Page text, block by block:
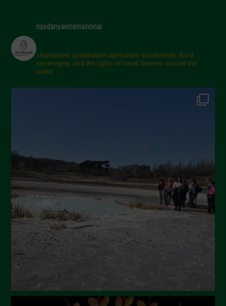
Aprile 2025
Marzo 2025
Febbraio 2025
Gennaio 2025
Settembre 2024
Luglio 2024
Maggio 2024
Aprile 2024
Marzo 2024
Febbraio 2024
navdanyainternational
champions sustainable agriculture, biodiversity, food
sovereignty and the rights of small farmers around the
world.